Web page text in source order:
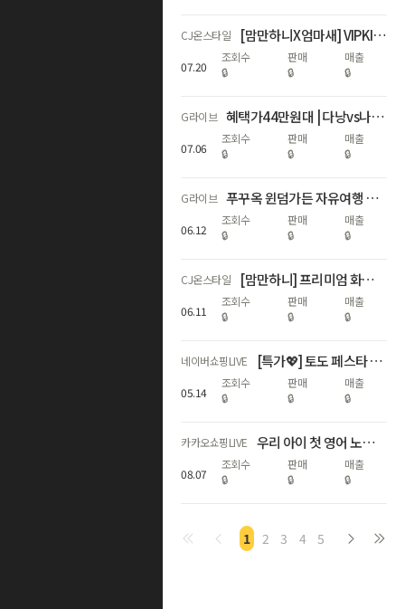
CJ온스타일 [맘만하니X엄마새] VIPKIDS, 프리미엄 화상영어 핫딜 오픈!
07.20
조회수
🔒
판매
🔒
매출
🔒
G라이브 혜택가44만원대 | 다낭vs나트랑 5성호텔 자유여행
07.06
조회수
🔒
판매
🔒
매출
🔒
G라이브 푸꾸옥 윈덤가든 자유여행 5일 #레체#룸UP#노쇼핑
06.12
조회수
🔒
판매
🔒
매출
🔒
CJ온스타일 [맘만하니] 프리미엄 화상영어는 VIPKID, 론칭 맞이 역대 최저가!
06.11
조회수
🔒
판매
🔒
매출
🔒
네이버쇼핑LIVE [특가💖] 토도 페스타 LIVE (OOOO과 콜라보?!👀)
05.14
조회수
🔒
판매
🔒
매출
🔒
카카오쇼핑LIVE 우리 아이 첫 영어 노부영 베스트셀러 라이브 특가
08.07
조회수
🔒
판매
🔒
매출
🔒
1 2 3 4 5